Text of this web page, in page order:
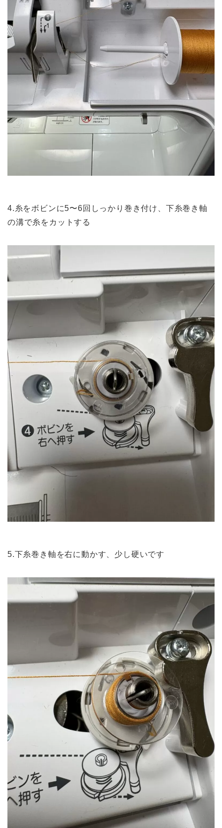
4.糸をボビンに5〜6回しっかり巻き付け、下糸巻き軸
の溝で糸をカットする
5.下糸巻き軸を右に動かす、少し硬いです